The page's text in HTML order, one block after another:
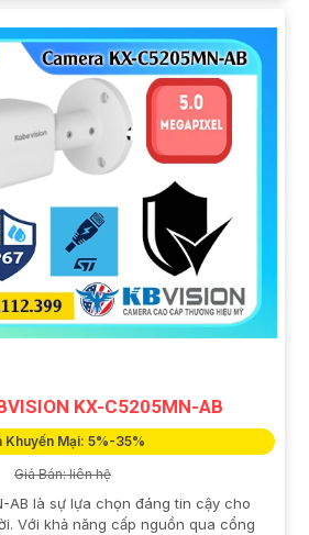
KX-C5205MN-AB
Khuyến Mại: 5%-35%
Giá Bán: liên hệ
AB là sự lựa chọn đáng tin cậy cho
Với khả năng cấp nguồn qua cổng